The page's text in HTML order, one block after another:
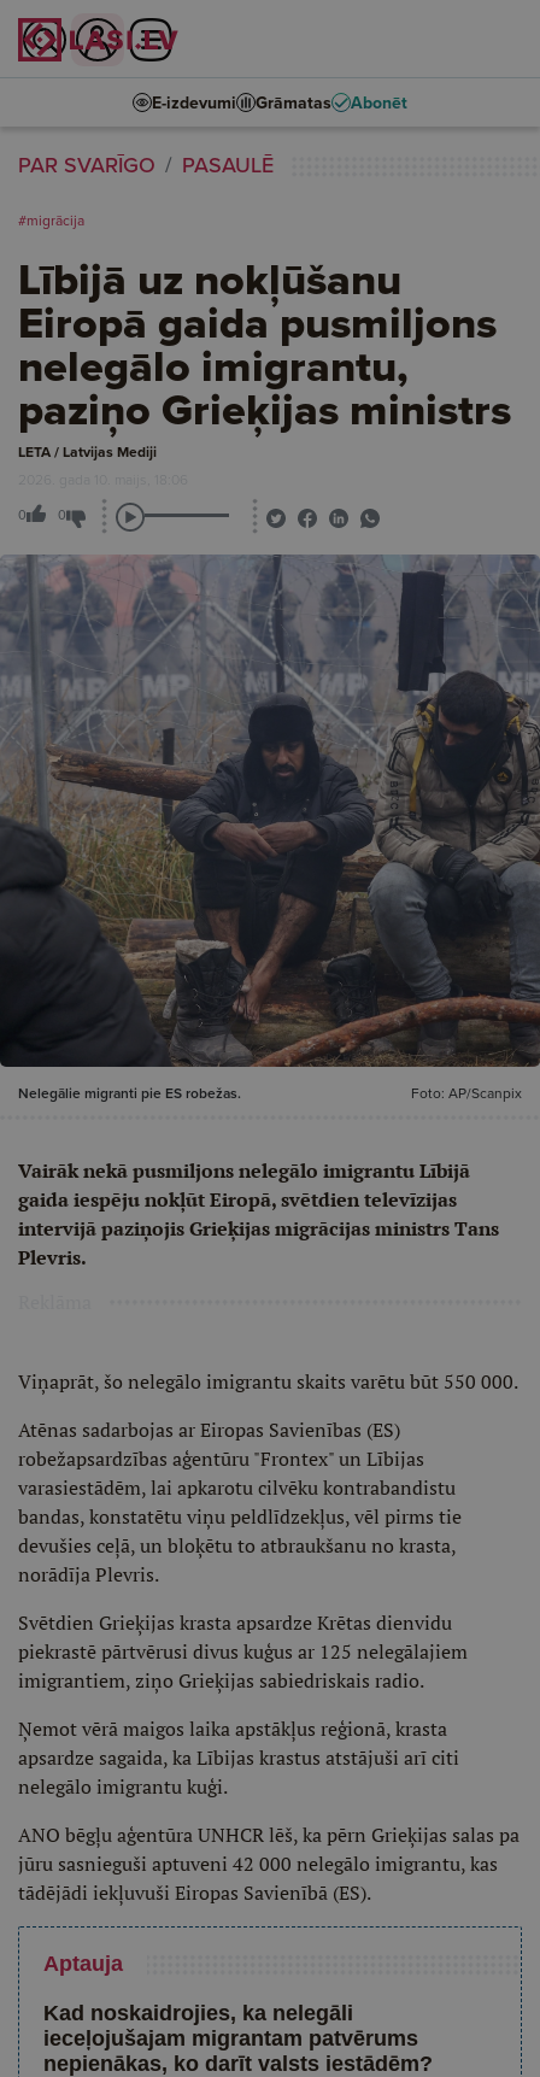
E-izdevumi Grāmatas Abonēt
PAR SVARĪGO PASAULĒ
#migrācija
Lībijā uz nokļūšanu
Eiropā gaida pusmiljons
nelegālo imigrantu,
paziņo Grieķijas ministrs
LETA / Latvijas Mediji
2026. gada 10. maijs, 18:06
0 0
Nelegālie migranti pie ES robežas. Foto: AP/Scanpix
Vairāk nekā pusmiljons nelegālo imigrantu Lībijā
gaida iespēju nokļūt Eiropā, svētdien televīzijas
intervijā paziņojis Grieķijas migrācijas ministrs Tans
Plevris.
Viņaprāt, šo nelegālo imigrantu skaits varētu būt 550 000.
Atēnas sadarbojas ar Eiropas Savienības (ES)
robežapsardzības aģentūru "Frontex" un Lībijas
varasiestādēm, lai apkarotu cilvēku kontrabandistu
bandas, konstatētu viņu peldlīdzekļus, vēl pirms tie
devušies ceļā, un bloķētu to atbraukšanu no krasta,
norādīja Plevris.
Svētdien Grieķijas krasta apsardze Krētas dienvidu
piekrastē pārtvērusi divus kuģus ar 125 nelegālajiem
imigrantiem, ziņo Grieķijas sabiedriskais radio.
Ņemot vērā maigos laika apstākļus reģionā, krasta
apsardze sagaida, ka Lībijas krastus atstājuši arī citi
nelegālo imigrantu kuģi.
ANO bēgļu aģentūra UNHCR lēš, ka pērn Grieķijas salas pa
jūru sasnieguši aptuveni 42 000 nelegālo imigrantu, kas
tādējādi iekļuvuši Eiropas Savienībā (ES).
Aptauja
Kad noskaidrojies, ka nelegāli
ieceļojušajam migrantam patvērums
nepienākas, ko darīt valsts iestādēm?